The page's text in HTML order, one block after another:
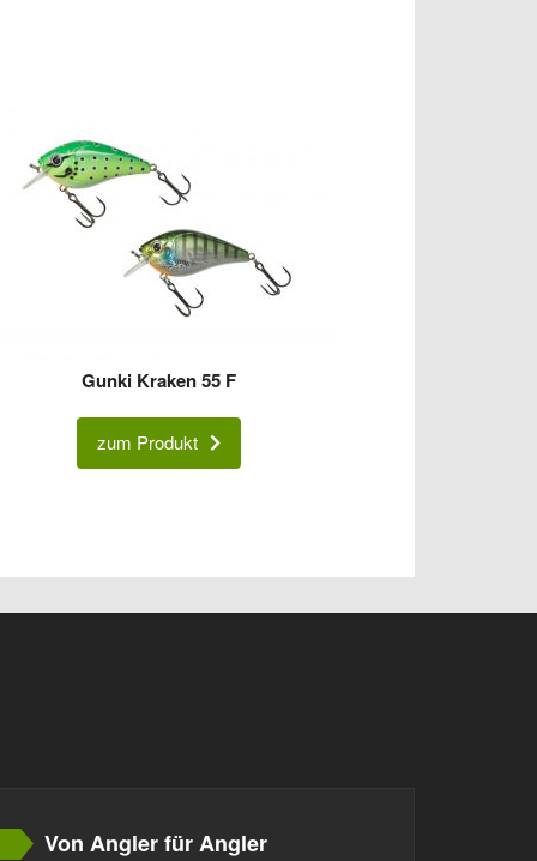
Gunki Kraken 55 F
zum Produkt
Von Angler für Angler